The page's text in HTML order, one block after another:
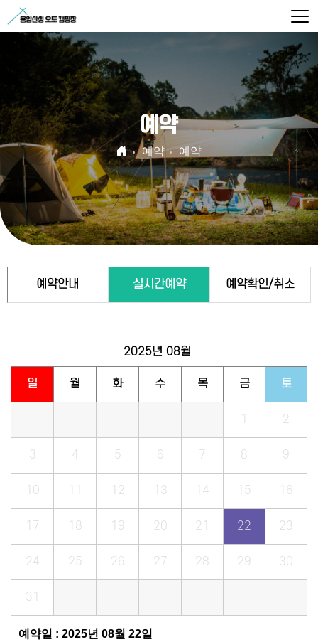
예약
예약 예약
예약안내 실시간예약 예약확인/취소
2025년 08월
일 월 화 수 목 금 토
1 2
3 4 5 6 7 8 9
10 11 12 13 14 15 16
17 18 19 20 21 22 23
24 25 26 27 28 29 30
31
예약일 : 2025년 08월 22일